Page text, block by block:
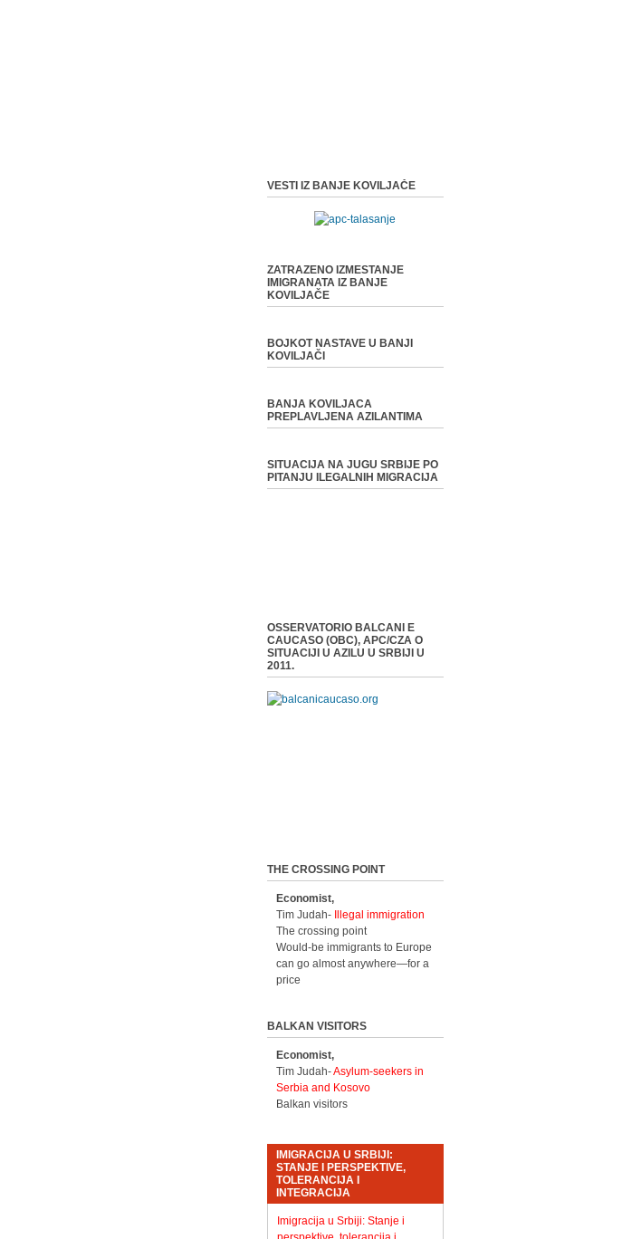
VESTI IZ BANJE KOVILJAČE
ZATRAZENO IZMESTANJE
IMIGRANATA IZ BANJE
KOVILJAČE
BOJKOT NASTAVE U BANJI
KOVILJAČI
BANJA KOVILJACA
PREPLAVLJENA AZILANTIMA
SITUACIJA NA JUGU SRBIJE PO
PITANJU ILEGALNIH MIGRACIJA
OSSERVATORIO BALCANI E
CAUCASO (OBC), APC/CZA O
SITUACIJI U AZILU U SRBIJI U
2011.
THE CROSSING POINT
Economist,
Tim Judah-
Illegal immigration
The crossing point
Would-be immigrants to Europe
can go almost anywhere—for a
price
BALKAN VISITORS
Economist,
Tim Judah-Asylum-seekers in
Serbia and Kosovo
Balkan visitors
IMIGRACIJA U SRBIJI:
STANJE I PERSPEKTIVE,
TOLERANCIJA I
INTEGRACIJA
Imigracija u Srbiji: Stanje i